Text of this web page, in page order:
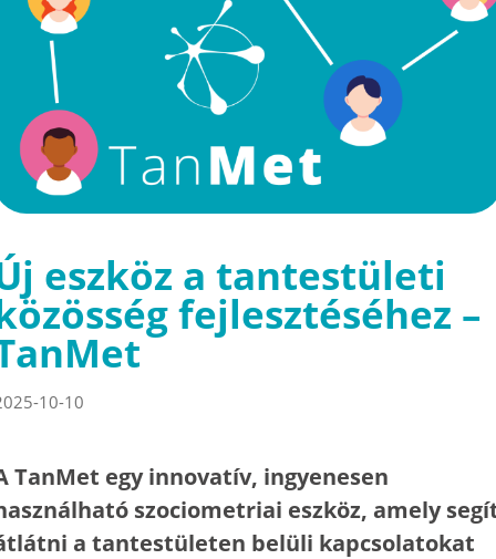
eszköz a tantestületi
fejlesztéséhez –
10-10
TanMet egy innovatív, ingyenesen
szociometriai eszköz, amely
a tantestületen belüli kapcsolatokat